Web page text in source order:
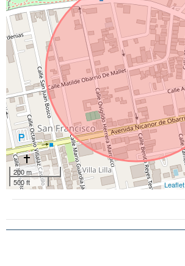
200 m
500 ft
Leaflet